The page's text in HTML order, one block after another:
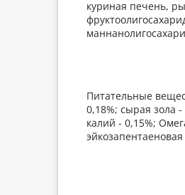
куриная печень,
Питательные
0,18%; сырая зола
калий - 0,15%;
эйкозапентаеновая